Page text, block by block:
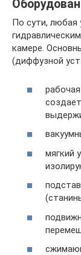
По сути, любая
камере.
(диффузной
мягкий